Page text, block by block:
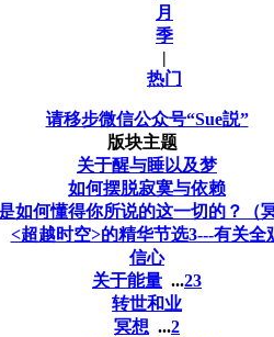
月
季
|
热门
请移步微信公众号“Sue説”
版块主题
关于醒与睡以及梦
如何摆脱寂寞与依赖
如何懂得你所说的这一切的？（
<超越时空>的精华节选3---有关全
信心
关于能量 ...23
转世和业
冥想 ...2